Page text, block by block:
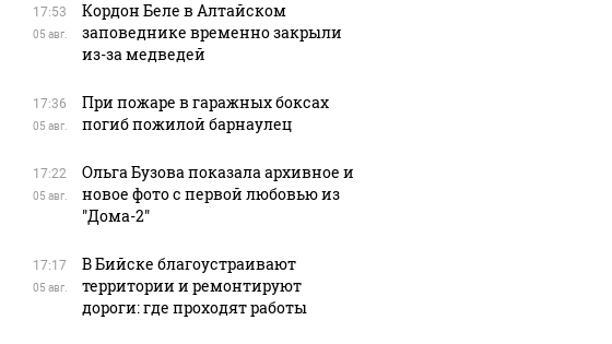
17:53
05 авг.
Кордон Беле в Алтайском
заповеднике временно закрыли
из-за медведей
17:36
05 авг.
При пожаре в гаражных боксах
погиб пожилой барнаулец
17:22
05 авг.
Ольга Бузова показала архивное и
новое фото с первой любовью из
"Дома-2"
17:17
05 авг.
В Бийске благоустраивают
территории и ремонтируют
дороги: где проходят работы